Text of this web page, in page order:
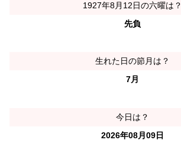
1927年8月12日の六曜は？
先負
生れた日の節月は？
7月
今日は？
2026年08月09日